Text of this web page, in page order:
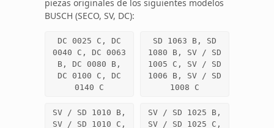
piezas originales de los siguientes modelos
BUSCH (SECO, SV, DC):
DC 0025 C, DC
0040 C, DC 0063
B, DC 0080 B,
DC 0100 C, DC
0140 C
SD 1063 B, SD
1080 B, SV / SD
1005 C, SV / SD
1006 B, SV / SD
1008 C
SV / SD 1010 B,
SV / SD 1010 C,
SV / SD 1025 B,
SV / SD 1025 C,